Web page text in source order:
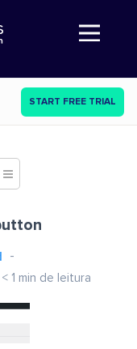
Abre a navegação
START FREE TRIAL
< 1 min de leitura